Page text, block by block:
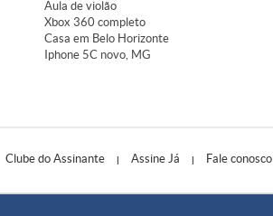
Aula de violão
Xbox 360 completo
Casa em Belo Horizonte
Iphone 5C novo, MG
Clube do Assinante | Assine Já | Fale conosco